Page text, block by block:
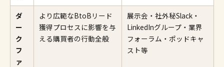
ダ
ー
ク
フ
ァ
より広範なBtoBリード
獲得プロセスに影響を与
える購買者の行動全般
展示会・社外秘Slack・
LinkedInグループ・業界
フォーラム・ポッドキャ
スト等